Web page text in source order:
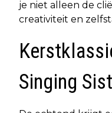
je niet alleen de
creativiteit en
Singing